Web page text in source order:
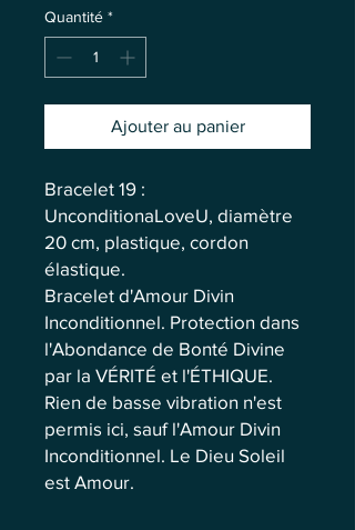
Quantité *
Ajouter au panier
Bracelet 19 :
UnconditionaLoveU, diamètre
20 cm, plastique, cordon
élastique.
Bracelet d'Amour Divin
Inconditionnel. Protection dans
l'Abondance de Bonté Divine
par la VÉRITÉ et l'ÉTHIQUE.
Rien de basse vibration n'est
permis ici, sauf l'Amour Divin
Inconditionnel. Le Dieu Soleil
est Amour.